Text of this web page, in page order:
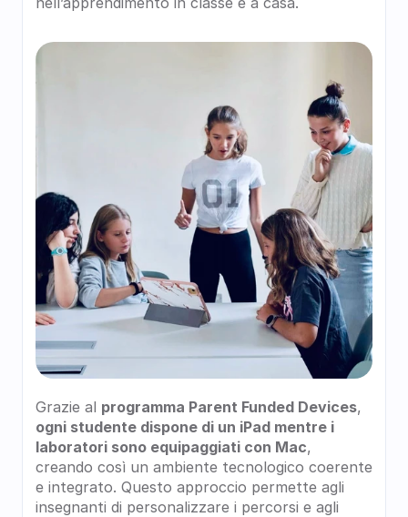
Grazie al programma Parent Funded Devices
ogni studente dispone di un iPad mentre i
laboratori sono equipaggiati con Mac,
creando così un ambiente tecnologico coerente
e integrato. Questo approccio permette agli
insegnanti di personalizzare i percorsi e agli